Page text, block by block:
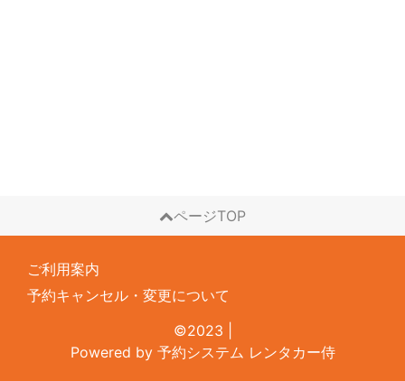
ページTOP
ご利用案内
予約キャンセル・変更について
©2023
Powered by 予約システム レンタカー侍